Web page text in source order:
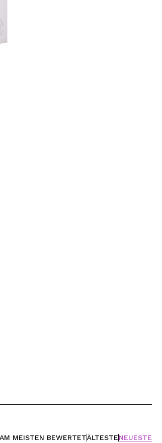
ERSTELLEN
AM MEISTEN BEWERTETÄLTESTENEUESTE